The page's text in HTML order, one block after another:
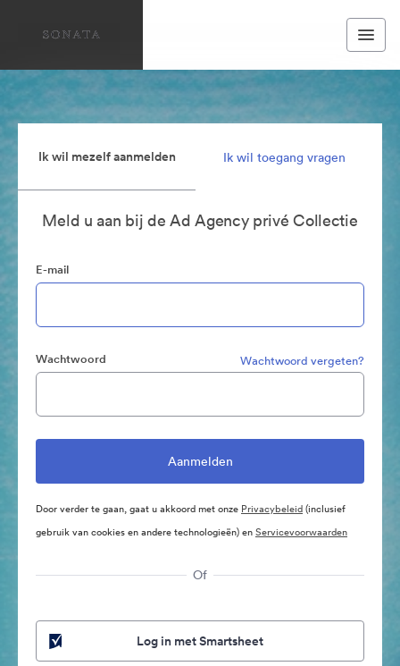
Ik wil mezelf aanmelden Ik wil toegang vragen
Meld u aan bij de Ad Agency privé Collectie
E-mail
Wachtwoord Wachtwoord vergeten?
Door verder te gaan, gaat u akkoord met onze Privacybeleid(inclusief
gebruik van cookies en andere technologieën) enServicevoorwaarden
Of
Log in met Smartsheet